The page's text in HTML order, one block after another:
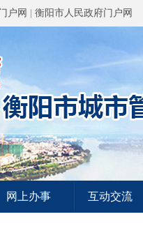
户网 衡阳市人民政府门户网
网上办事 互动交流